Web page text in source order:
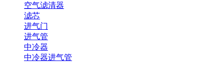
空气滤清器
滤芯
进气门
进气管
中冷器
中冷器进气管